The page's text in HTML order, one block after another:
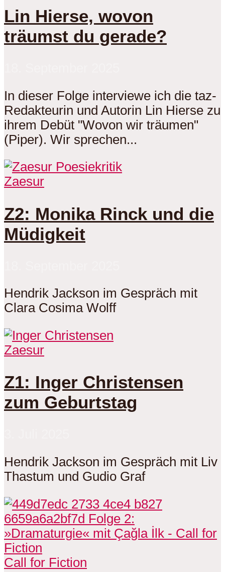
Lin Hierse, wovon
träumst du gerade?
In dieser Folge interviewe ich die taz-
Redakteurin und Autorin Lin Hierse zu
ihrem Debüt "Wovon wir träumen"
(Piper). Wir sprechen...
Zaesur
Z2: Monika Rinck und die
Müdigkeit
Hendrik Jackson im Gespräch mit
Clara Cosima Wolff
Zaesur
Z1: Inger Christensen
zum Geburtstag
Hendrik Jackson im Gespräch mit Liv
Thastum und Gudio Graf
Call for Fiction